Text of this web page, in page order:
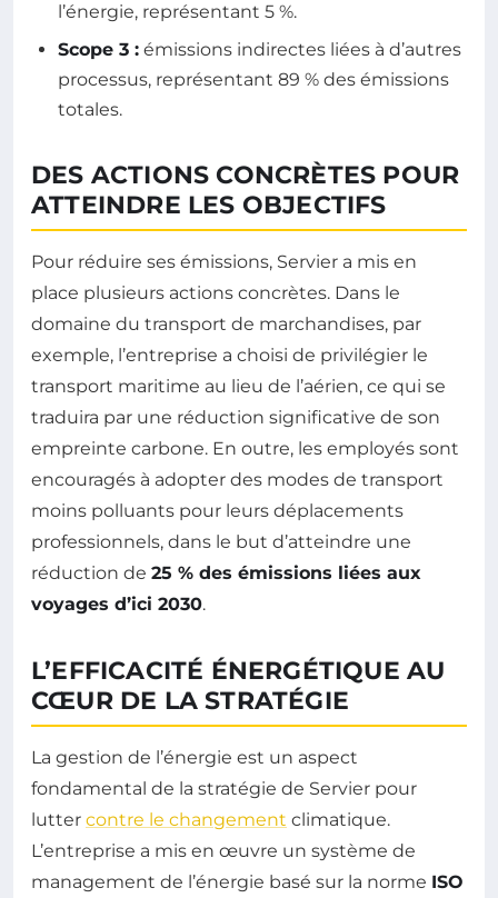
l’énergie, représentant 5 %.
Scope 3 : émissions indirectes liées à d’autres
processus, représentant 89 % des émissions
totales.
DES ACTIONS CONCRÈTES POUR
ATTEINDRE LES OBJECTIFS
Pour réduire ses émissions, Servier a mis en
place plusieurs actions concrètes. Dans le
domaine du transport de marchandises, par
exemple, l’entreprise a choisi de privilégier le
transport maritime au lieu de l’aérien, ce qui se
traduira par une réduction significative de son
empreinte carbone. En outre, les employés sont
encouragés à adopter des modes de transport
moins polluants pour leurs déplacements
professionnels, dans le but d’atteindre une
réduction de 25 % des émissions liées aux
voyages d’ici 2030.
L’EFFICACITÉ ÉNERGÉTIQUE AU
CŒUR DE LA STRATÉGIE
La gestion de l’énergie est un aspect
fondamental de la stratégie de Servier pour
lutter contre le changement climatique.
L’entreprise a mis en œuvre un système de
management de l’énergie basé sur la norme ISO